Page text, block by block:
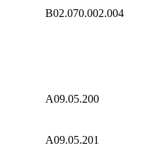
B02.070.002.004
A09.05.200
A09.05.201